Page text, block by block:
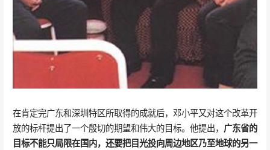
在肯定完广东和深圳特区所取得的成就后，邓小平又对这个改革开
放的标杆提出了一个殷切的期望和伟大的目标。他提出， 广东省的
目标不能只局限在国内，还要把目光投向周边地区乃至地球的另一